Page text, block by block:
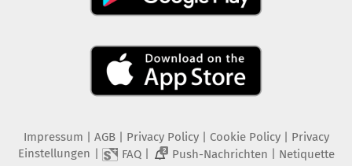
Impressum AGB Privacy Policy| Cookie Policy| Privacy
Einstellungen
FAQ| 2 Push-Nachrichten Netiquette